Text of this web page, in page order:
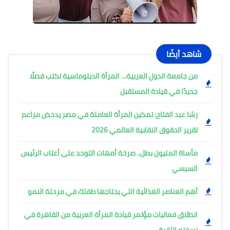
شاهد أيضًا
من جامعة الدول العربية… المرأة الدبلوماسية تكتب فصلًا
جديدًا في قيادة المستقبل
رشا عبد الفتاح: تمكين المرأة العاملة في مصر يدحض مزاعم
تقرير الحقوق النقابية العالمي 2026
مأساة المليون بطل.. صرخة أمهات التوحد على أعتاب الرئيس
السيسي
أهم العناصر الغذائية التي يحتاجها طفلك في مرحلة النمو
انطلاق فعاليات مؤتمر قيادة المرأة العربية من القاهرة في